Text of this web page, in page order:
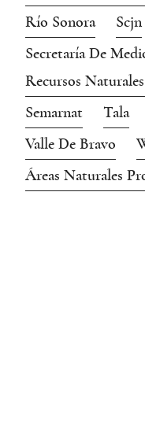
Río Sonora
Scjn
Secretaría De
Recursos Naturales
Semarnat
Tala
Valle De Bravo
Áreas Naturales